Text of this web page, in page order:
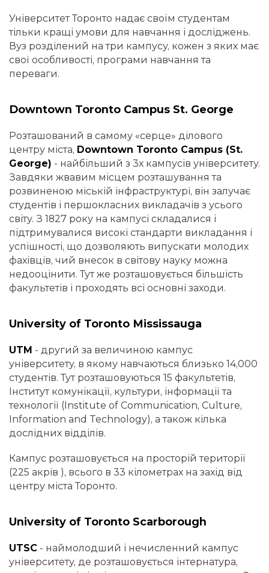
Університет Торонто надає своїм студентам
тільки кращі умови для навчання і досліджень.
Вуз розділений на три кампусу, кожен з яких має
свої особливості, програми навчання та
переваги.
Downtown Toronto Campus St. George
Розташований в самому «серце» ділового
центру міста, Downtown Toronto Campus (St.
George) - найбільший з 3х кампусів університету.
Завдяки жвавим місцем розташування та
розвиненою міській інфраструктурі, він залучає
студентів і першокласних викладачів з усього
світу. З 1827 року на кампусі складалися і
підтримувалися високі стандарти викладання і
успішності, що дозволяють випускати молодих
фахівців, чий внесок в світову науку можна
недооцінити. Тут же розташовується більшість
факультетів і проходять всі основні заходи.
University of Toronto Mississauga
UTM - другий за величиною кампус
університету, в якому навчаються близько 14,000
студентів. Тут розташовуються 15 факультетів,
Інститут комунікації, культури, інформації та
технології (Institute of Communication, Culture,
Information and Technology), а також кілька
дослідних відділів.
Кампус розташовується на просторій території
(225 акрів ), всього в 33 кілометрах на захід від
центру міста Торонто.
University of Toronto Scarborough
UTSC - наймолодший і нечисленний кампус
університету, де розташовується інтернатура,